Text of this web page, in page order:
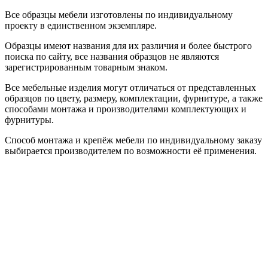
Все образцы мебели изготовлены по индивидуальному
проекту в единственном экземпляре.
Образцы имеют названия для их различия и более быстрого
поиска по сайту, все названия образцов не являются
зарегистрированным товарным знаком.
Все мебельные изделия могут отличаться от представленных
образцов по цвету, размеру, комплектации, фурнитуре, а также
способами монтажа и производителями комплектующих и
фурнитуры.
Способ монтажа и крепёж мебели по индивидуальному заказу
выбирается производителем по возможности её применения.